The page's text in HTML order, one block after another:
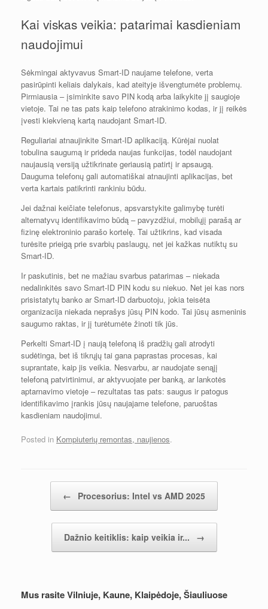
Kai viskas veikia: patarimai kasdieniam
naudojimui
Sėkmingai aktyvavus Smart-ID naujame telefone, verta
pasirūpinti keliais dalykais, kad ateityje išvengtumėte problemų.
Pirmiausia – įsiminkite savo PIN kodą arba laikykite jį saugioje
vietoje. Tai ne tas pats kaip telefono atrakinimo kodas, ir jį reikės
įvesti kiekvieną kartą naudojant Smart-ID.
Reguliariai atnaujinkite Smart-ID aplikaciją. Kūrėjai nuolat
tobulina saugumą ir prideda naujas funkcijas, todėl naudojant
naujausią versiją užtikrinate geriausią patirtį ir apsaugą.
Dauguma telefonų gali automatiškai atnaujinti aplikacijas, bet
verta kartais patikrinti rankiniu būdu.
Jei dažnai keičiate telefonus, apsvarstykite galimybę turėti
alternatyvų identifikavimo būdą – pavyzdžiui, mobilųjį parašą ar
fizinę elektroninio parašo kortelę. Tai užtikrins, kad visada
turėsite prieigą prie svarbių paslaugų, net jei kažkas nutiktų su
Smart-ID.
Ir paskutinis, bet ne mažiau svarbus patarimas – niekada
nedalinkitės savo Smart-ID PIN kodu su niekuo. Net jei kas nors
prisistatytų banko ar Smart-ID darbuotoju, jokia teisėta
organizacija niekada neprašys jūsų PIN kodo. Tai jūsų asmeninis
saugumo raktas, ir jį turėtumėte žinoti tik jūs.
Perkelti Smart-ID į naują telefoną iš pradžių gali atrodyti
sudėtinga, bet iš tikrųjų tai gana paprastas procesas, kai
suprantate, kaip jis veikia. Nesvarbu, ar naudojate senąjį
telefoną patvirtinimui, ar aktyvuojate per banką, ar lankotės
aptarnavimo vietoje – rezultatas tas pats: saugus ir patogus
identifikavimo įrankis jūsų naujajame telefone, paruoštas
kasdieniam naudojimui.
Posted in Kompiuterių remontas, naujienos.
← Procesorius: Intel vs AMD 2025
Dažnio keitiklis: kaip veikia ir... →
Mus rasite Vilniuje, Kaune, Klaipėdoje, Šiauliuose